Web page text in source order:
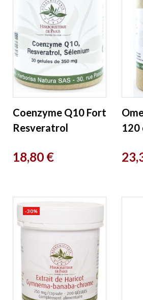
Coenzyme Q10 Fort
Resveratrol
Herboristerie de
Prix
18,80 €
120
Prix
-30%